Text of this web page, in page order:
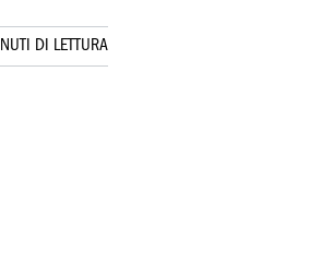
DI LETTURA